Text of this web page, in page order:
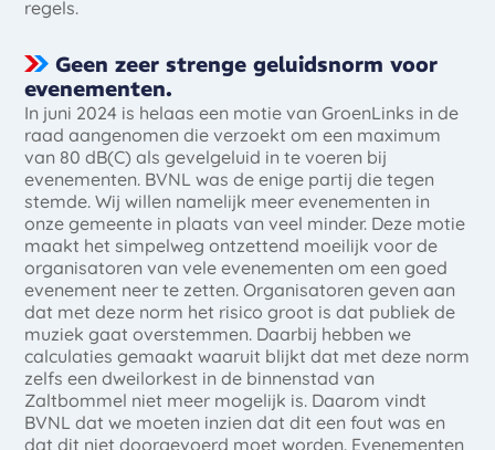
regels.
Geen zeer strenge geluidsnorm voor
evenementen.
In juni 2024 is helaas een motie van GroenLinks in de
raad aangenomen die verzoekt om een maximum
van 80 dB(C) als gevelgeluid in te voeren bij
evenementen. BVNL was de enige partij die tegen
stemde. Wij willen namelijk meer evenementen in
onze gemeente in plaats van veel minder. Deze motie
maakt het simpelweg ontzettend moeilijk voor de
organisatoren van vele evenementen om een goed
evenement neer te zetten. Organisatoren geven aan
dat met deze norm het risico groot is dat publiek de
muziek gaat overstemmen. Daarbij hebben we
calculaties gemaakt waaruit blijkt dat met deze norm
zelfs een dweilorkest in de binnenstad van
Zaltbommel niet meer mogelijk is. Daarom vindt
BVNL dat we moeten inzien dat dit een fout was en
dat dit niet doorgevoerd moet worden. Evenementen